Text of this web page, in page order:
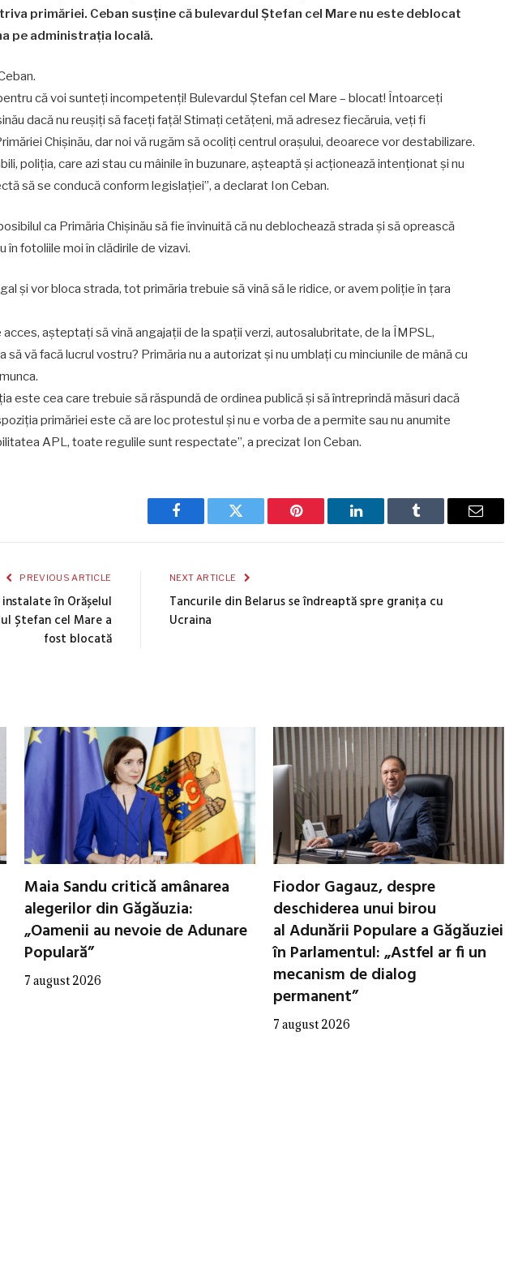
primăriei. Ceban susține că bulevardul Ștefan cel Mare nu este deblocat
pe administrația locală.
că voi sunteți incompetenți! Bulevardul Ștefan cel Mare – blocat! Întoarceți
dacă nu reușiți să faceți față! Stimați cetățeni, mă adresez fiecăruia, veți fi
Chișinău, dar noi vă rugăm să ocoliți centrul orașului, deoarece vor destabilizare.
poliția, care azi stau cu mâinile în buzunare, așteaptă și acționează intenționat și nu
să se conducă conform legislației”, a declarat Ion Ceban.
ca Primăria Chișinău să fie învinuită că nu deblochează strada și să oprească
fotoliile moi în clădirile de vizavi.
și vor bloca strada, tot primăria trebuie să vină să le ridice, or avem poliție în țara
așteptați să vină angajații de la spații verzi, autosalubritate, de la ÎMPSL,
să vă facă lucrul vostru? Primăria nu a autorizat și nu umblați cu minciunile de mână cu
este cea care trebuie să răspundă de ordinea publică și să întreprindă măsuri dacă
primăriei este că are loc protestul și nu e vorba de a permite sau nu anumite
APL, toate regulile sunt respectate”, a precizat Ion Ceban.
Facebook Twitter Pinterest LinkedIn Tumblr Email
PREVIOUS ARTICLE
în Orășelul
Ștefan cel Mare a
fost blocată
NEXT ARTICLE
Tancurile din Belarus se îndreaptă spre granița cu
Ucraina
Maia Sandu critică amânarea
alegerilor din Găgăuzia:
„Oamenii au nevoie de Adunare
Populară”
7 august 2026
Fiodor Gagauz, despre
deschiderea unui birou
al Adunării Populare a Găgăuziei
în Parlamentul: „Astfel ar fi un
mecanism de dialog
permanent”
7 august 2026